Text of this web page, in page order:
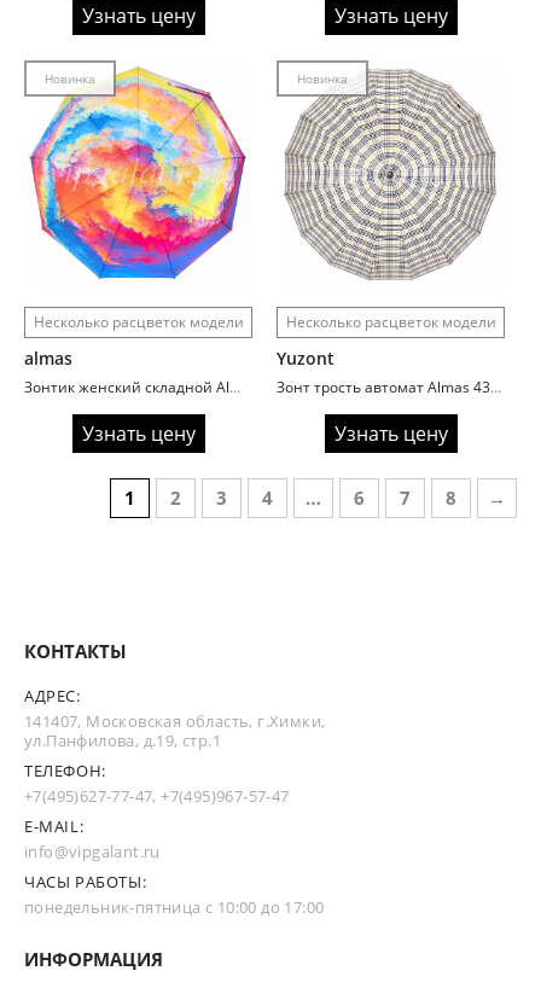
Узнать цену Узнать цену
Новинка
Несколько расцветок модели
almas
Зонтик женский складной Almas 2042 Облака
Узнать цену
Новинка
Несколько расцветок модели
Yuzont
Зонт трость автомат Almas 437 светлая клетка
Узнать цену
1 2 3 4 … 6 7 8 →
КОНТАКТЫ
АДРЕС:
141407, Московская область, г.Химки,
ул.Панфилова, д.19, стр.1
ТЕЛЕФОН:
+7(495)627-77-47,+7(495)967-57-47
E-MAIL:
info@vipgalant.ru
ЧАСЫ РАБОТЫ:
понедельник-пятница с 10:00 до 17:00
ИНФОРМАЦИЯ